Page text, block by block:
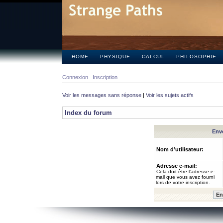
HOME PHYSIQUE CALCUL PHILOSOPHIE
Connexion Inscription
Voir les messages sans réponse | Voir les sujets actifs
Index du forum
Nom d’utilisateur:
Adresse e-mail:
Cela doit être l’adresse e-
mail que vous avez fourni
lors de votre inscription.